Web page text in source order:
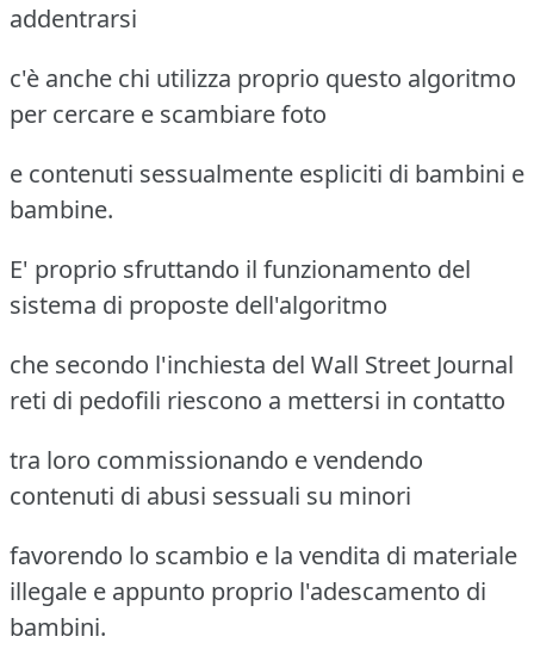
addentrarsi
c'è anche chi utilizza proprio questo algoritmo
per cercare e scambiare foto
e contenuti sessualmente espliciti di bambini e
bambine.
E' proprio sfruttando il funzionamento del
sistema di proposte dell'algoritmo
che secondo l'inchiesta del Wall Street Journal
reti di pedofili riescono a mettersi in contatto
tra loro commissionando e vendendo
contenuti di abusi sessuali su minori
favorendo lo scambio e la vendita di materiale
illegale e appunto proprio l'adescamento di
bambini.